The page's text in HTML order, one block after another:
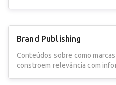
Brand Publishing
Conteúdos sobre como
constroem relevância com